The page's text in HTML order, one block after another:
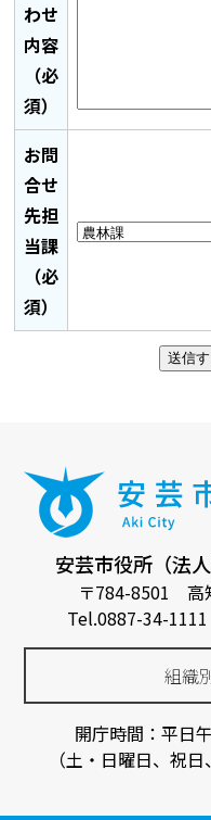
わせ
内容
（必
須）
お問
合せ
先担
当課
（必
須）
安芸市役所（法
〒784-8501 高
Tel.0887-34-
組織
開庁時間：平日
（土・日曜日、祝